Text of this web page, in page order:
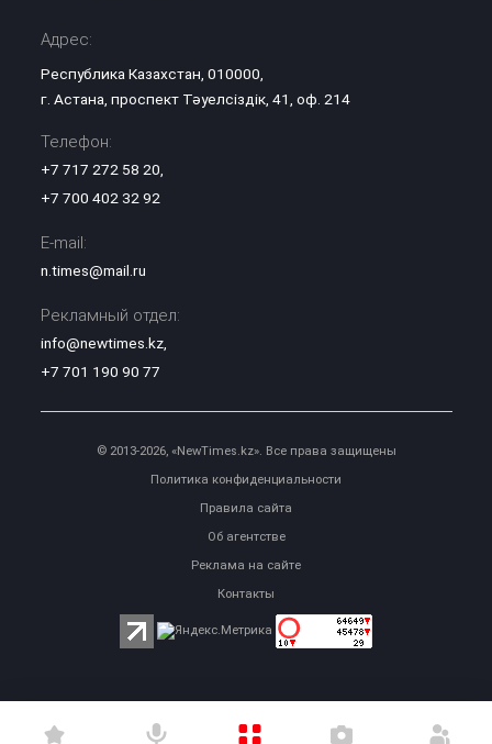
Адрес:
Республика Казахстан, 010000,
г. Астана, проспект Тәуелсіздік, 41, оф. 214
Телефон:
+7 717 272 58 20
+7 700 402 32 92
E-mail:
n.times@mail.ru
Рекламный отдел:
info@newtimes.kz,
+7 701 190 90 77
© 2013-2026, «NewTimes.kz». Все права защищены
Политика конфиденциальности
Правила сайта
Об агентстве
Реклама на сайте
Контакты